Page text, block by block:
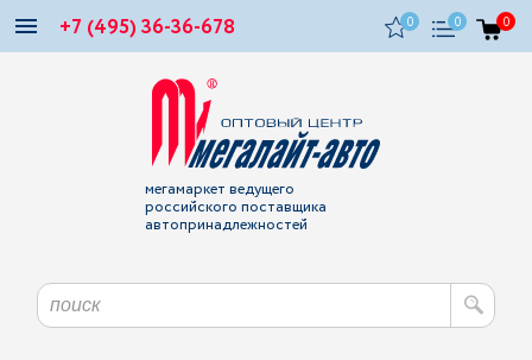
+7 (495) 36-36-678 0 0 0
мегамаркет ведущего
российского поставщика
автопринадлежностей